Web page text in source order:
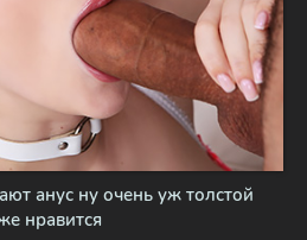
анус ну очень уж толстой
нравится